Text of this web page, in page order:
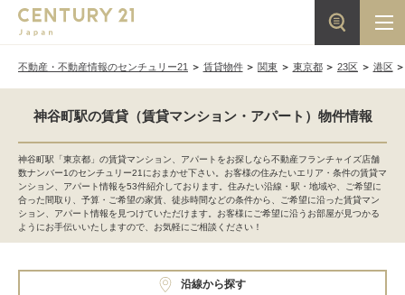
不動産・不動産情報のセンチュリー21 賃貸物件 関東 東京都 23区 港区
神谷町駅の賃貸（賃貸マンション・アパート）物件情報
神谷町駅「東京都」の賃貸マンション、アパートをお探しなら不動産フランチャイズ店舗
数ナンバー1のセンチュリー21におまかせ下さい。お客様の住みたいエリア・条件の賃貸マ
ンション、アパート情報を53件紹介しております。住みたい沿線・駅・地域や、ご希望に
合った間取り、予算・ご希望の家賃、徒歩時間などの条件から、ご希望に沿った賃貸マン
ション、アパート情報を見つけていただけます。お客様にご希望に沿うお部屋が見つかる
ようにお手伝いいたしますので、お気軽にご相談ください！
沿線から探す